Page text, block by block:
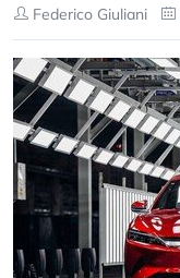
Federico Giuliani